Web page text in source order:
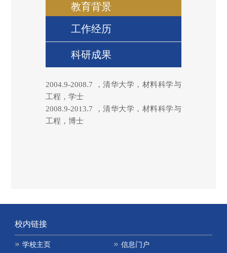
教育背景
工作经历
科研成果
2004.9-2008.7
，清华大学，材料科学与
工程，学士
2008.9-2013.7
，清华大学，材料科学与
工程，博士
校内链接
学校主页 信息门户